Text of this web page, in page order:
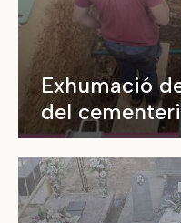
Exhumació
del